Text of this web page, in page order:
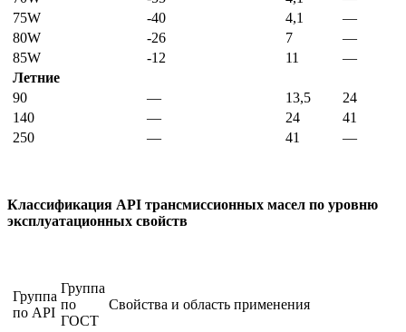
75W
-40 4,1
—
80W
-26 7
—
85W
-12 11
—
Летние
90
— 13,5
24
140
— 24
41
250
— 41 —
Классификация API трансмиссионных масел по уровню
эксплуатационных свойств
Группа
по API
Группа
по
ГОСТ
Свойства и область применения